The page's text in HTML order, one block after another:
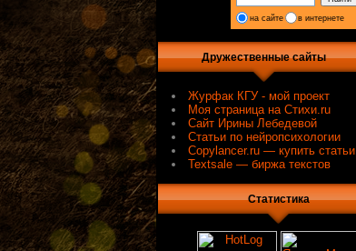
на сайте в интернете
Дружественные сайты
Журфак КГУ - мой проект
Моя страница на Стихи.ru
Сайт Ирины Лебедевой
Статьи по нейропсихологии
Сopylancer.ru — купить статьи
Textsale — биржа текстов
Статистика